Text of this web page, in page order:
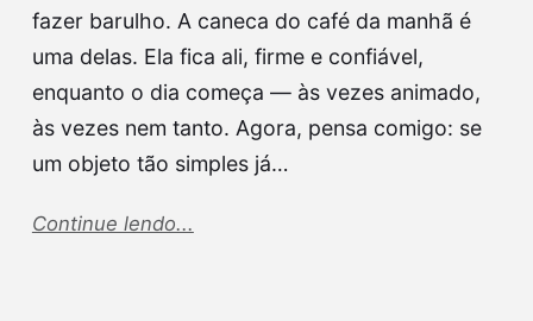
fazer barulho. A caneca do café da manhã é
uma delas. Ela fica ali, firme e confiável,
enquanto o dia começa — às vezes animado,
às vezes nem tanto. Agora, pensa comigo: se
um objeto tão simples já…
Continue lendo...